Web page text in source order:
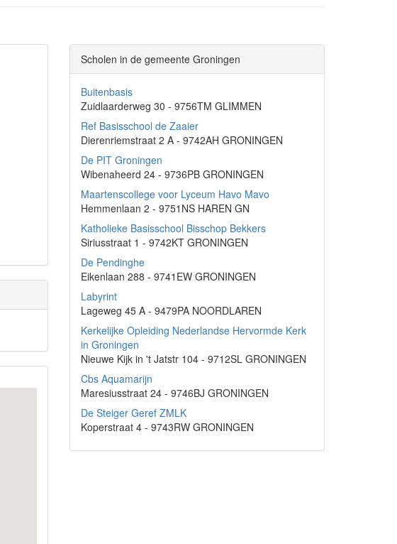
Scholen in de gemeente Groningen
Buitenbasis
Zuidlaarderweg 30 - 9756TM GLIMMEN
Ref Basisschool de Zaaier
Dierenriemstraat 2 A - 9742AH GRONINGEN
De PIT Groningen
Wibenaheerd 24 - 9736PB GRONINGEN
Maartenscollege voor Lyceum Havo Mavo
Hemmenlaan 2 - 9751NS HAREN GN
Katholieke Basisschool Bisschop Bekkers
Siriusstraat 1 - 9742KT GRONINGEN
De Pendinghe
Eikenlaan 288 - 9741EW GRONINGEN
Labyrint
Lageweg 45 A - 9479PA NOORDLAREN
Kerkelijke Opleiding Nederlandse Hervormde Kerk
in Groningen
Nieuwe Kijk in 't Jatstr 104 - 9712SL GRONINGEN
Cbs Aquamarijn
Maresiusstraat 24 - 9746BJ GRONINGEN
De Steiger Geref ZMLK
Koperstraat 4 - 9743RW GRONINGEN